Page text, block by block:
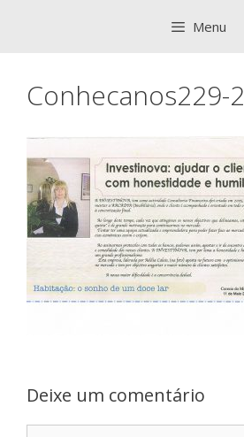
Menu
Conhecanos229-2
Deixe um comentário